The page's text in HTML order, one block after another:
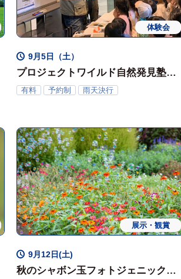
体験会
9月5日（土）
プロジェクトワイルド自然発見塾（9
月）
有料 予約制 雨天決行
展示・観賞
9月12日(土)
秋のシャボン玉フォトジェニックタ